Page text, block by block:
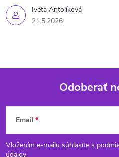
Iveta Antolíková
21.5.2026
Z
á
Odoberať
Email
Vložením e-mailu súhlasíte s
údajov